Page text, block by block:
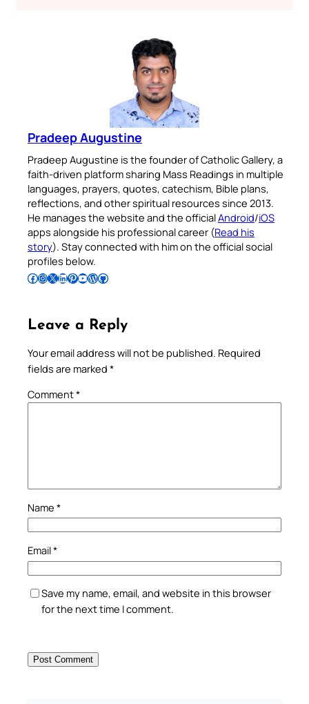
Pradeep Augustine
Pradeep Augustine is the founder of Catholic Gallery, a
faith-driven platform sharing Mass Readings in multiple
languages, prayers, quotes, catechism, Bible plans,
reflections, and other spiritual resources since 2013.
He manages the website and the officialAndroid/iOS
apps alongside his professional career (Read his
story). Stay connected with him on the official social
profiles below.
Follow Pradeep on Facebook Follow Pradeep on InstagramFollow Pradeep on X Follow Pradeep on LinkedIn Follow Pradeep on Pinterest Subscribe to Pradeep’s Youtube Channel Follow Pradeep on WordPress Follow Pradeep on GitHub
Leave a Reply
Your email address will not be published. Required
fields are marked *
Comment*
Name *
Email*
Save my name, email, and website in this browser
for the next time I comment.